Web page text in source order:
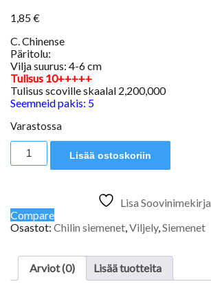
1,85€
C. Chinense
Päritolu:
Vilja suurus: 4-6 cm
Tulisus 10+++++
Tulisus scoville skaalal 2,200,000
Seemneid pakis: 5
Varastossa
Primotalii
Lisää ostoskoriin
Lisa Soovinimekirja
Compare
Osastot: Chilin siemenet,Viljely,Siemenet
Arviot (0) Lisää tuotteita